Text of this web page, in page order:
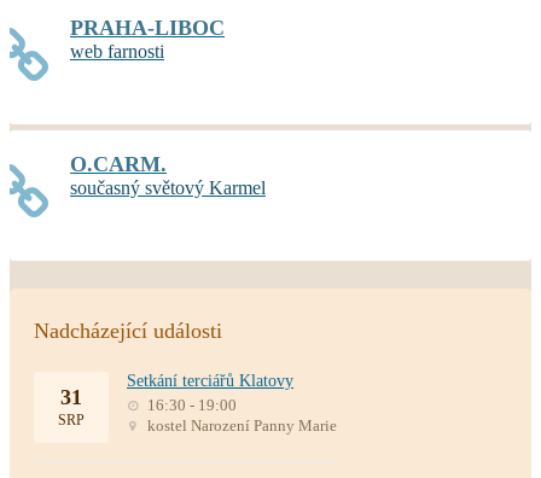
PRAHA-LIBOC
web farnosti
O.CARM.
současný světový Karmel
Nadcházející události
31
SRP
Setkání terciářů Klatovy
16:30 - 19:00
kostel Narození Panny Marie